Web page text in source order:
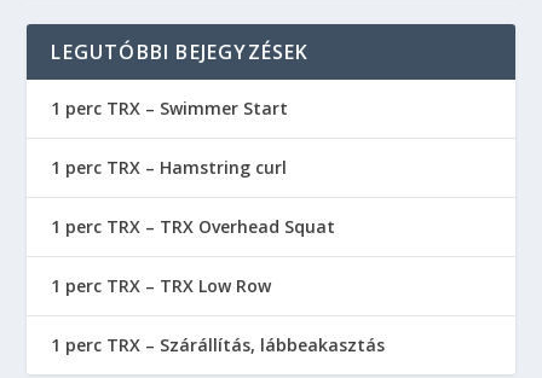
LEGUTÓBBI BEJEGYZÉSEK
1 perc TRX – Swimmer Start
1 perc TRX – Hamstring curl
1 perc TRX – TRX Overhead Squat
1 perc TRX – TRX Low Row
1 perc TRX – Szárállítás, lábbeakasztás